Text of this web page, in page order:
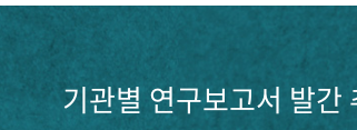
기관별 연구보고서 발간